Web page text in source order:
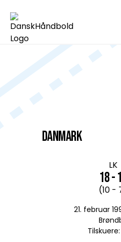
DANMARK
LK
18 -
(10 -
21. februar